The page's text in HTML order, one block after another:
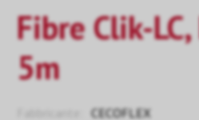
Fibre Clik-
5m
CECOFLEX